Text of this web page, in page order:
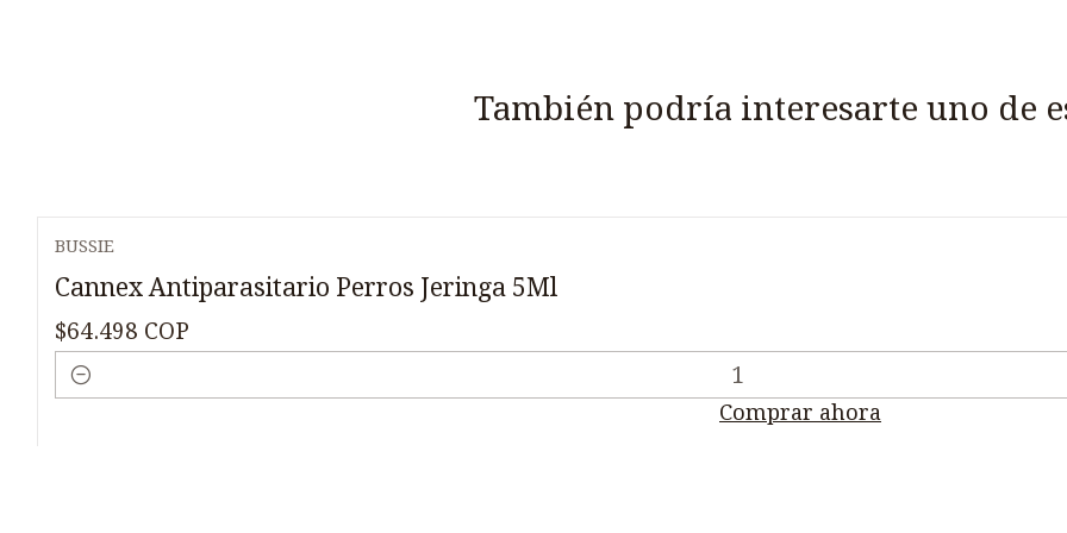
También podría interesarte uno de
BUSSIE
Cannex Antiparasitario Perros Jeringa 5Ml
$64.498 COP
Cantidad
Comprar ahora